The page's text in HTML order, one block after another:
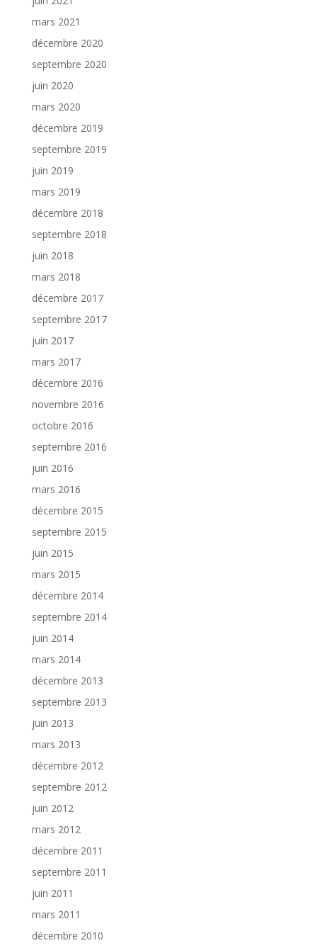
mars 2021
décembre 2020
septembre 2020
juin 2020
mars 2020
décembre 2019
septembre 2019
juin 2019
mars 2019
décembre 2018
septembre 2018
juin 2018
mars 2018
décembre 2017
septembre 2017
juin 2017
mars 2017
décembre 2016
novembre 2016
octobre 2016
septembre 2016
juin 2016
mars 2016
décembre 2015
septembre 2015
juin 2015
mars 2015
décembre 2014
septembre 2014
juin 2014
mars 2014
décembre 2013
septembre 2013
juin 2013
mars 2013
décembre 2012
septembre 2012
juin 2012
mars 2012
décembre 2011
septembre 2011
juin 2011
mars 2011
décembre 2010